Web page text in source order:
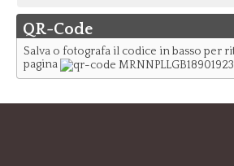
QR-Code
Salva o fotografa il codice in basso per
pagina